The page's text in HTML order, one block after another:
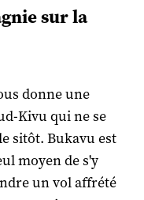
sur la
donne une
Kivu qui ne se
sitôt. Bukavu est
moyen de s'y
un vol affrété